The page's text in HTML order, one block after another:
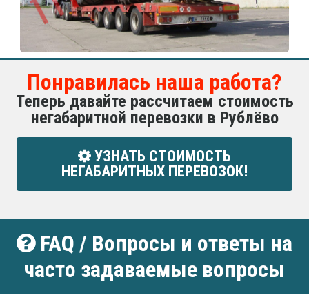
Понравилась наша работа?
Теперь давайте рассчитаем стоимость
негабаритной перевозки в Рублёво
УЗНАТЬ СТОИМОСТЬ
НЕГАБАРИТНЫХ ПЕРЕВОЗОК!
FAQ / Вопросы и ответы на
часто задаваемые вопросы